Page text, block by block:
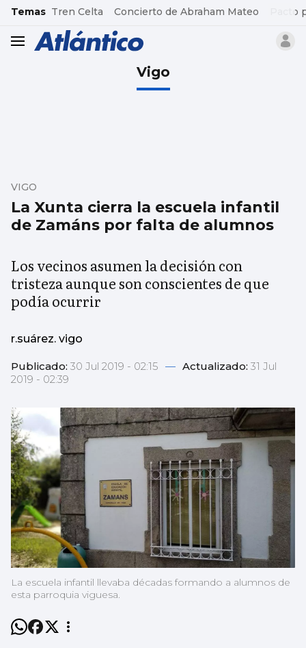
common.go-to-content
Temas Tren Celta Concierto de Abraham Mateo Pacto
header.menu.open
Vigo
La Xunta cierra la escuela infantil
de Zamáns por falta de alumnos
VIGO
Los vecinos asumen la decisión con
tristeza aunque son conscientes de que
podía ocurrir
r.suárez. vigo
Publicado: 30 Jul 2019 - 02:15 — Actualizado: 31 Jul
2019 - 02:39
La escuela infantil llevaba décadas formando a alumnos de
esta parroquia viguesa.